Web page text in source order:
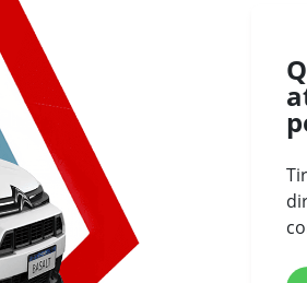
Suspensão dianteira tipo
Pseudo McPherson
independente
Suspensão traseira eixo de
torção
Freios dianteiros a disco
ventilado
Freios traseiros tambor
Auxílio à frenagem
+ ASR + EBD